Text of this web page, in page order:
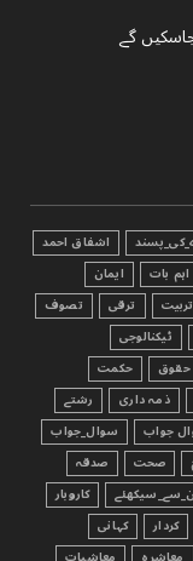
گے
اشفاق احمد
اہم بات
ایمان
تربیت ترقی
تصوف
ٹیکنالوجی
حقوق
حکمت
ذمہ داری
رشتے
جواب
سوال_جواب
صحت
صدقہ
کاروبار
کردار
کہانی